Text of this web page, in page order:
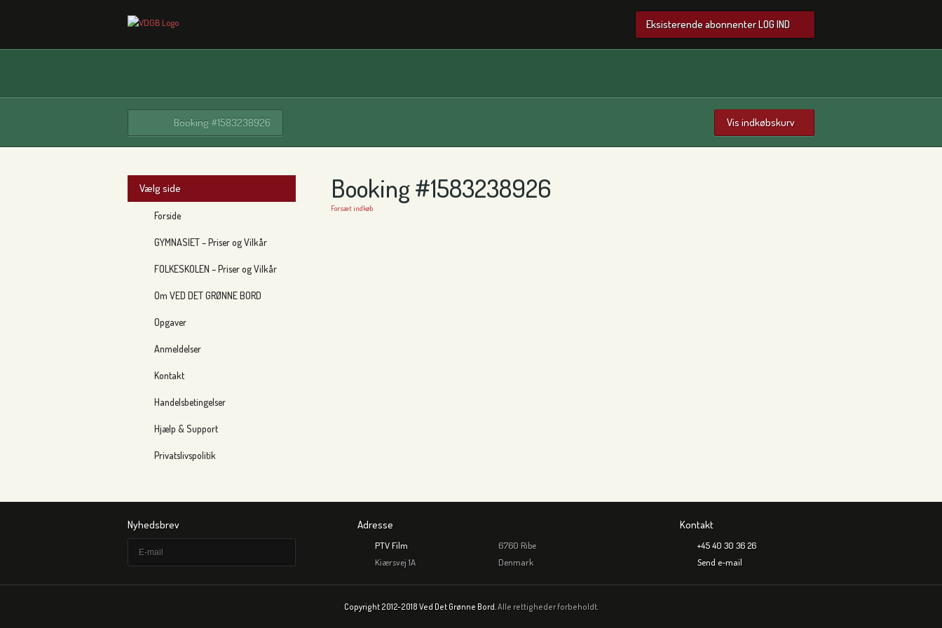
Eksisterende abonnenter LOG IND
Booking #1583238926 Vis indkøbskurv
Vælg side
Forside
GYMNASIET – Priser og Vilkår
FOLKESKOLEN – Priser og Vilkår
Om VED DET GRØNNE BORD
Opgaver
Anmeldelser
Kontakt
Handelsbetingelser
Hjælp & Support
Privatslivspolitik
Booking #1583238926
Forsæt indkøb
Nyhedsbrev Adresse
PTV Film
6760 Ribe
Kiærsvej 1A
Denmark
Kontakt
+45 40 30 36 26
Send e-mail
Copyright 2012-2018 Ved Det Grønne Bord.Alle rettigheder forbeholdt.